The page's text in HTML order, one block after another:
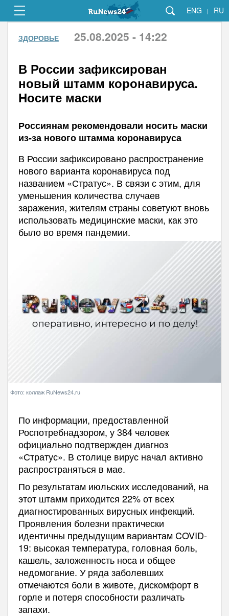
ENG | RU
ЗДОРОВЬЕ 25.08.2025 - 14:22
В России зафиксирован
новый штамм коронавируса.
Носите маски
Россиянам рекомендовали носить маски
из-за нового штамма коронавируса
В России зафиксировано распространение
нового варианта коронавируса под
названием «Стратус». В связи с этим, для
уменьшения количества случаев
заражения, жителям страны советуют вновь
использовать медицинские маски, как это
было во время пандемии.
Фото: коллаж RuNews24.ru
По информации, предоставленной
Роспотребнадзором, у 384 человек
официально подтвержден диагноз
«Стратус». В столице вирус начал активно
распространяться в мае.
По результатам июльских исследований, на
этот штамм приходится 22% от всех
диагностированных вирусных инфекций.
Проявления болезни практически
идентичны предыдущим вариантам COVID-
19: высокая температура, головная боль,
кашель, заложенность носа и общее
недомогание. У ряда заболевших
отмечаются боли в животе, дискомфорт в
горле и потеря способности различать
запахи.